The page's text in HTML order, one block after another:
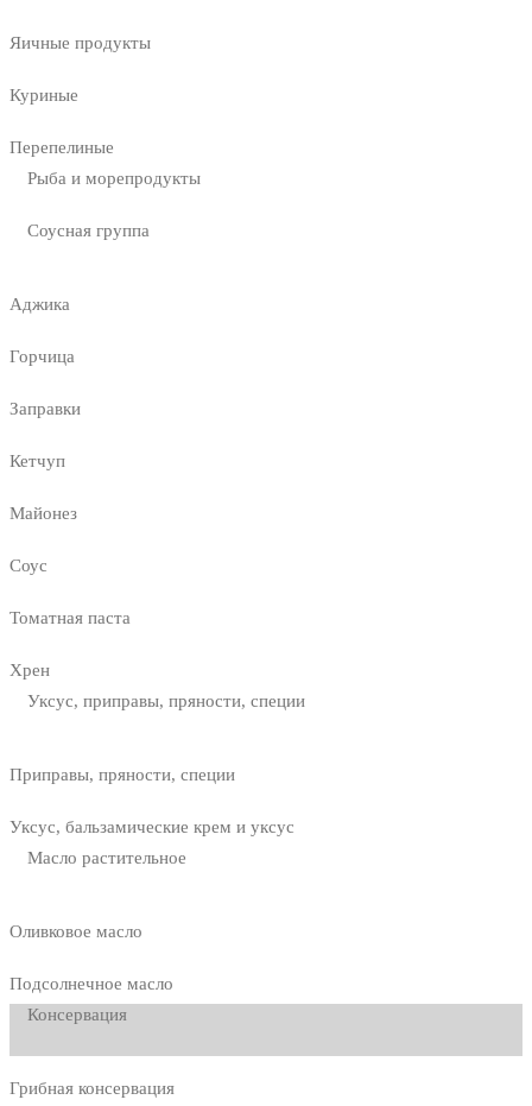
Яичные продукты
Куриные
Перепелиные
Рыба и морепродукты
Соусная группа
Аджика
Горчица
Заправки
Кетчуп
Майонез
Соус
Томатная паста
Хрен
Уксус, приправы, пряности, специи
Приправы, пряности, специи
Уксус, бальзамические крем и уксус
Масло растительное
Оливковое масло
Подсолнечное масло
Консервация
Грибная консервация